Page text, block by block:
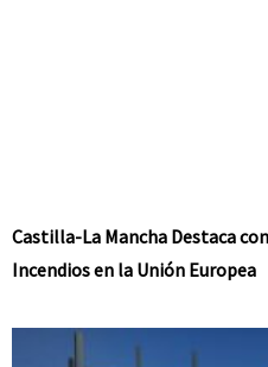
Castilla-La Mancha Destaca
Incendios en la Unión Europea